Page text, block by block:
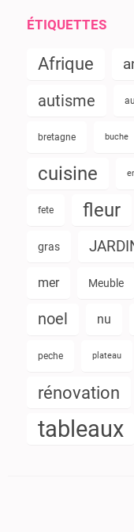
ÉTIQUETTES
Afrique
autisme
bretagne buche
cuisine
fete fleur
gras
mer Meuble
noel nu
peche plateau
rénovation
tableaux